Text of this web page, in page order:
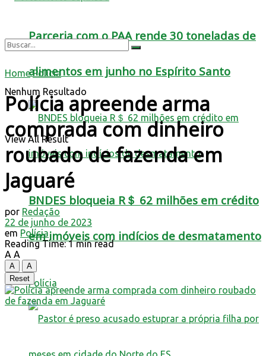
Parceria com o PAA rende 30 toneladas de
alimentos em junho no Espírito Santo
BNDES bloqueia R＄ 62 milhões em crédito
em imóveis com indícios de desmatamento
Polícia
Nenhum Resultado
View All Result
Home Polícia
Polícia apreende arma
comprada com dinheiro
roubado de fazenda em
Jaguaré
por Redação
22 de junho de 2023
em Polícia
Reading Time: 1 min read
A A
A
A
Reset